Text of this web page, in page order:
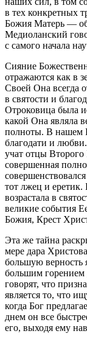
в тех конкретных
Божия Матерь —
Медиоланский
с самого начала
Сияние
отражаются как в
Своей Она всегда
в святости и
Отроковица была
какой Она являла
полноты. В нашем
благодати и
учат отцы Второго
совершенная
тот лжец и
возрастала в
великие события
Божия, Крест
Эта же тайна
мере дара
большую верность
большим горением
говорят, что
является то, что
когда Бог
днем он все
его, выходя ему